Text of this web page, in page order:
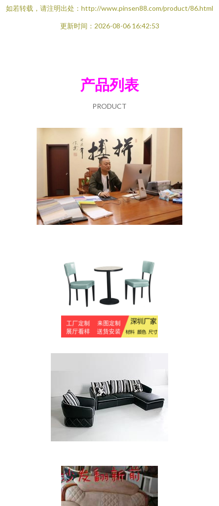
如若转载，请注明出处：http://www.pinsen88.com/product/86.html
更新时间：2026-08-06 16:42:53
产品列表
PRODUCT